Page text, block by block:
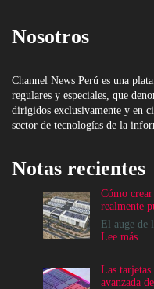
Nosotros
Channel News Perú es una
regulares y especiales, que
dirigidos exclusivamente y en
sector de tecnologías de la
Notas recientes
Cómo
realmente
El auge de
Lee más:
de
Las
avanzada